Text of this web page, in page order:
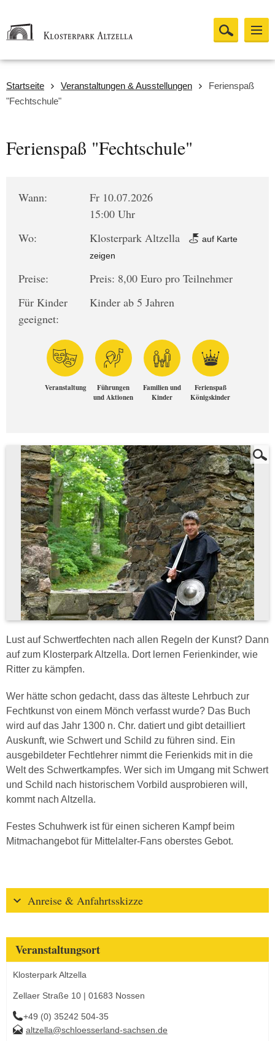
Startseite Veranstaltungen & Ausstellungen
Ferienspaß
"Fechtschule"
Ferienspaß "Fechtschule"
Wann:
Fr 10.07.2026
15:00 Uhr
Wo:
Klosterpark Altzella
auf Karte
zeigen
Preise:
Preis: 8,00 Euro pro Teilnehmer
Für Kinder
geeignet:
Kinder ab 5 Jahren
Veranstaltung
Führungen
und Aktionen
Familien und
Kinder
Ferienspaß
Königskinder
Lust auf Schwertfechten nach allen Regeln der Kunst? Dann
auf zum Klosterpark Altzella. Dort lernen Ferienkinder, wie
Ritter zu kämpfen.
Wer hätte schon gedacht, dass das älteste Lehrbuch zur
Fechtkunst von einem Mönch verfasst wurde? Das Buch
wird auf das Jahr 1300 n. Chr. datiert und gibt detailliert
Auskunft, wie Schwert und Schild zu führen sind. Ein
ausgebildeter Fechtlehrer nimmt die Ferienkids mit in die
Welt des Schwertkampfes. Wer sich im Umgang mit Schwert
und Schild nach historischem Vorbild ausprobieren will,
kommt nach Altzella.
Festes Schuhwerk ist für einen sicheren Kampf beim
Mitmachangebot für Mittelalter-Fans oberstes Gebot.
Anreise & Anfahrtsskizze
Veranstaltungsort
Klosterpark Altzella
Zellaer Straße 10 | 01683 Nossen
+49 (0) 35242 504-35
altzella@schloesserland-sachsen.de